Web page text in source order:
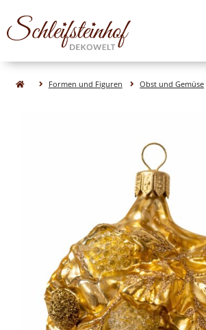
OBJEKTE & FIGUREN
Figuren aus Glas
Natur& Wald aus Glas
Obst aus Glas
Gemüse aus Glas
WEIHNACHTEN
Formen und Figuren Obst und Gemüse